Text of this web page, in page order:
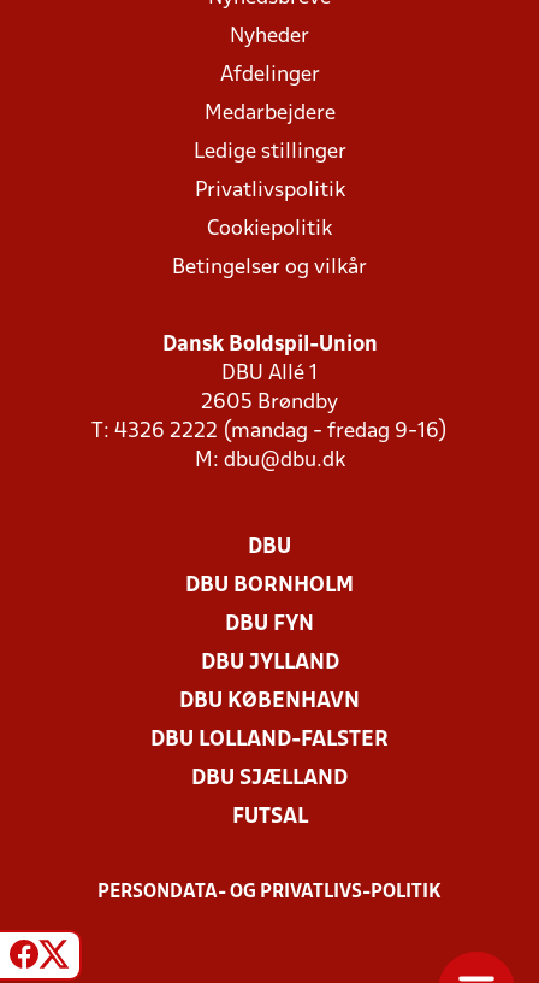
Nyheder
Afdelinger
Medarbejdere
Ledige stillinger
Privatlivspolitik
Cookiepolitik
Betingelser og vilkår
Dansk Boldspil-Union
DBU Allé 1
2605 Brøndby
T: 4326 2222 (mandag - fredag 9-16)
M: dbu@dbu.dk
DBU
DBU BORNHOLM
DBU FYN
DBU JYLLAND
DBU KØBENHAVN
DBU LOLLAND-FALSTER
DBU SJÆLLAND
FUTSAL
PERSONDATA- OG PRIVATLIVS-POLITIK